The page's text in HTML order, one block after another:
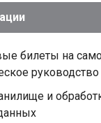
билеты на
руководство
и